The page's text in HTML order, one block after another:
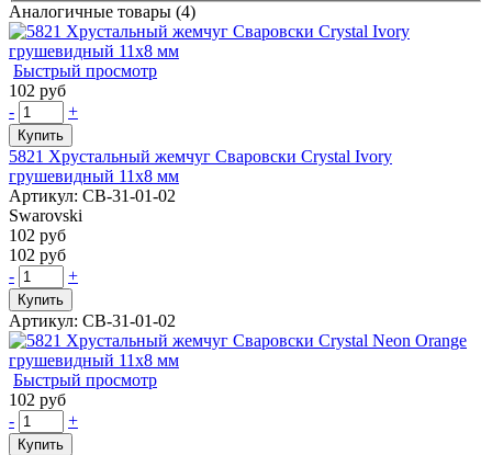
Аналогичные товары (4)
Быстрый просмотр
102 руб
-
+
Купить
5821 Хрустальный жемчуг Сваровски Crystal Ivory
грушевидный 11х8 мм
Артикул: СВ-31-01-02
Swarovski
102 руб
102 руб
-
+
Купить
Артикул: СВ-31-01-02
Быстрый просмотр
102 руб
-
+
Купить